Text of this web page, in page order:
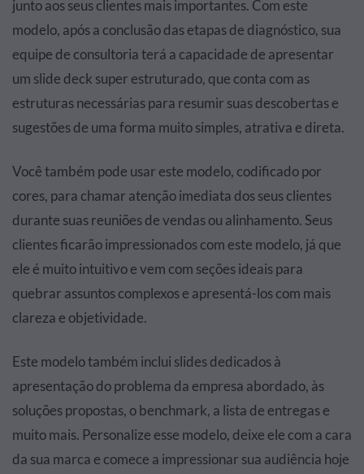
junto aos seus clientes mais importantes. Com este
modelo, após a conclusão das etapas de diagnóstico, sua
equipe de consultoria terá a capacidade de apresentar
um slide deck super estruturado, que conta com as
estruturas necessárias para resumir suas descobertas e
sugestões de uma forma muito simples, atrativa e direta.
Você também pode usar este modelo, codificado por
cores, para chamar atenção imediata dos seus clientes
durante suas reuniões de vendas ou alinhamento. Seus
clientes ficarão impressionados com este modelo, já que
ele é muito intuitivo e vem com seções ideais para
quebrar assuntos complexos e apresentá-los com mais
clareza e objetividade.
Este modelo também inclui slides dedicados à
apresentação do problema da empresa abordado, às
soluções propostas, o benchmark, a lista de entregas e
muito mais. Personalize esse modelo, deixe ele com a cara
da sua marca e comece a impressionar sua audiência hoje